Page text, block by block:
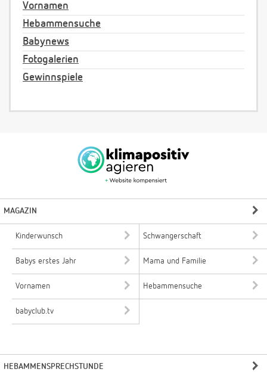
Vornamen
Hebammensuche
Babynews
Fotogalerien
Gewinnspiele
MAGAZIN
Kinderwunsch Schwangerschaft
Babys erstes Jahr Mama und Familie
Vornamen Hebammensuche
babyclub.tv
HEBAMMENSPRECHSTUNDE